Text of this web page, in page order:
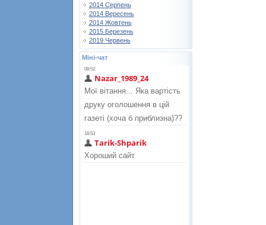
2014 Серпень
2014 Вересень
2014 Жовтень
2015 Березень
2019 Червень
Міні-чат